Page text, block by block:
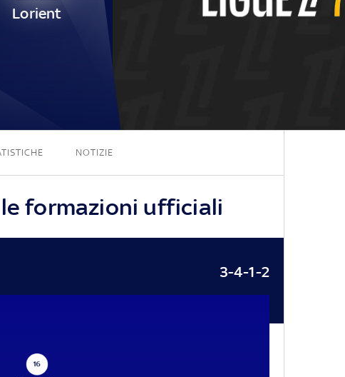
Lorient
NOTIZIE
formazioni ufficiali
3-4-1-2
16